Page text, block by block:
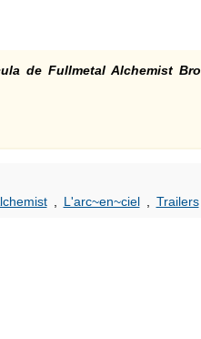
de Fullmetal Alchemist
, L'arc~en~ciel, Trailers